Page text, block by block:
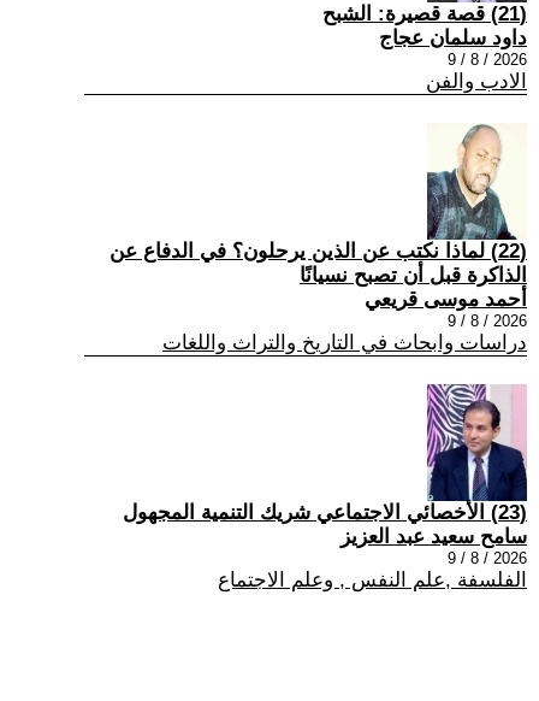
(21) قصة قصيرة: الشبح
داود سلمان عجاج
2026 / 8 / 9
الادب والفن
(22) لماذا نكتب عن الذين يرحلون؟ في الدفاع عن
الذاكرة قبل أن تصبح نسيانًا
أحمد موسى قريعي
2026 / 8 / 9
دراسات وابحاث في التاريخ والتراث واللغات
(23) الأخصائي الاجتماعي شريك التنمية المجهول
سامح سعيد عبد العزيز
2026 / 8 / 9
الفلسفة ,علم النفس , وعلم الاجتماع